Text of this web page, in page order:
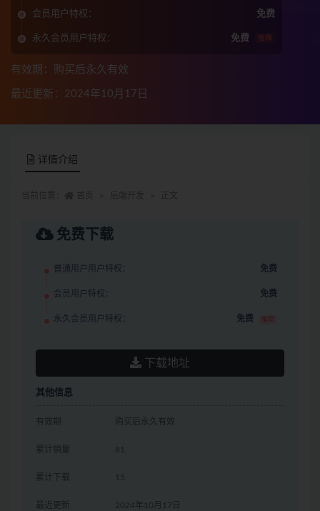
会员用户特权： 免费
永久会员用户特权： 免费 推荐
有效期：购买后永久有效
最近更新：2024年10月17日
详情介绍
免费下载
普通用户用户特权： 免费
会员用户特权： 免费
永久会员用户特权： 免费 推荐
下载地址
其他信息
有效期 购买后永久有效
累计销量 81
累计下载 15
最近更新 2024年10月17日